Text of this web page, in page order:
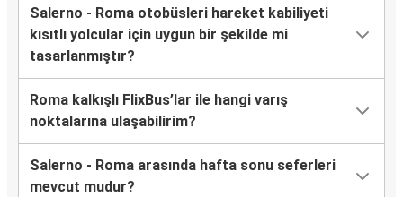
Salerno - Roma otobüsleri hareket kabiliyeti
kısıtlı yolcular için uygun bir şekilde mi
tasarlanmıştır?
Roma kalkışlı FlixBus’lar ile hangi varış
noktalarına ulaşabilirim?
Salerno - Roma arasında hafta sonu seferleri
mevcut mudur?